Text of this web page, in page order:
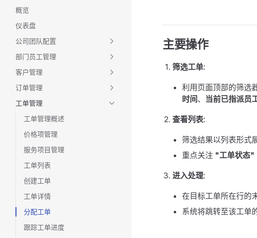
概览
仪表盘
公司团队配置
部门员工管理
客户管理
订单管理
工单管理
工单管理概述
价格项管理
服务项目管理
工单列表
创建工单
工单详情
分配工单
跟踪工单进度
主要操作
筛选工单:
利用页面顶部的筛选
时间、 当前已指派员
查看列表:
筛选结果以列表形式
重点关注 "工单状态"
进入处理:
在目标工单所在行的
系统将跳转至该工单